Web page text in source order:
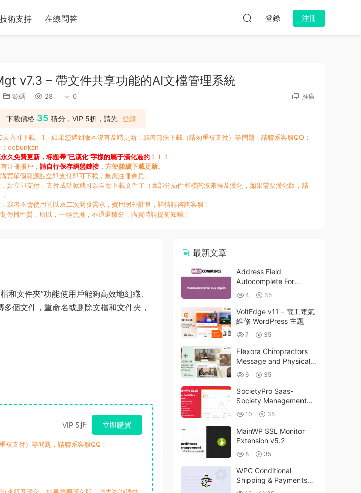
技術支持 在線問答 登錄 注冊
v7.3 – 帶文件共享功能的AI文檔管理系統
源碼 28 0 推廣
下載價格 35 積分，VIP 5折，請先 登錄
内可下載。1、如果您遇到版本沒有及時更新，或者無法下載（請勿重複支付）等問題，請聯系客服QQ：
dobunkan
久免費更新，标題帶“已漢化”字樣的屬于漢化過的 ！！！
注冊賬戶， 請自行保存網盤鏈接 ，方便後續下載更新。
買單個資源點立即支付即可下載，無需注冊會員。
點立即支付，支付成功就就可以自動下載文件了（因部分插件和模闆沒來得及漢化，如果需要漢化版，請
或者不會使用的以及二次開發需求，費用另外計算，詳情請咨詢客服！
傳播性質，所以，一經兌換，不退還積分，購買時請提前知曉！
和文件夾”功能使用戶能夠高效地組織、
個文件，重命名或删除文檔和文件夾，
VIP 5折 立即購買
複支付）等問題，請聯系客服QQ：
最新文章
Address Field
Autocomplete For
WooCommerce v1.3.2
4 35
VoltEdge v11 – 電工電氣
維修 WordPress 主題
7 35
Flexora Chiropractors
Message and Physical
Therapists WordPress
Theme v10
6 35
SocietyPro Saas-
Society Management
Software v1.0.73
10 35
MainWP SSL Monitor
Extension v5.2
8 35
WPC Conditional
Shipping & Payments
(Premium) v1.0.2